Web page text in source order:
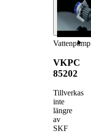
Vattenpump
VKPC
85202
Tillverkas
inte
längre
av
SKF